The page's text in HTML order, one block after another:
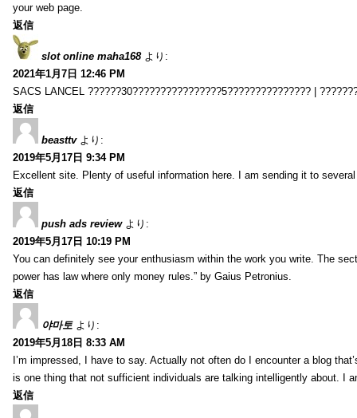
your web page.
返信
slot online maha168 より:
2021年1月7日 12:46 PM
SACS LANCEL ??????30????????????????5??????????????? |
返信
beasttv より:
2019年5月17日 9:34 PM
Excellent site. Plenty of useful information here. I am sending it to
返信
push ads review より:
2019年5月17日 10:19 PM
You can definitely see your enthusiasm within the work you write. The
power has law where only money rules.” by Gaius Petronius.
返信
야마토 より:
2019年5月18日 8:33 AM
I’m impressed, I have to say. Actually not often do I encounter a blog
is one thing that not sufficient individuals are talking intelligently about. I
返信